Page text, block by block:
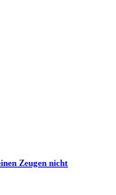
Zeugen nicht